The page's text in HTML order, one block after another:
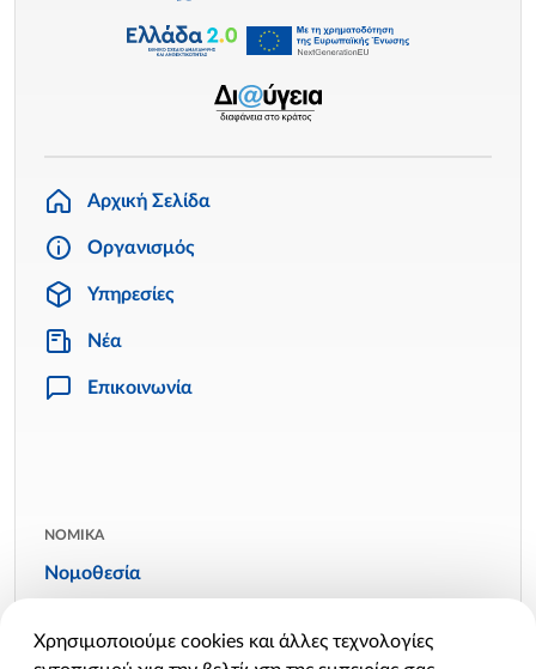
Αρχική Σελίδα
Οργανισμός
Υπηρεσίες
Νέα
Επικοινωνία
ΝΟΜΙΚΑ
Νομοθεσία
Πολιτική απορρήτου
Χρησιμοποιούμε cookies και άλλες τεχνολογίες